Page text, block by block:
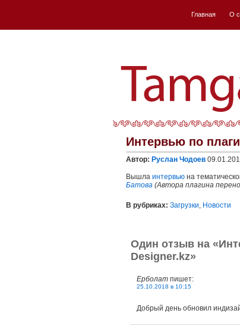
Главная О
Интервью по
Автор: Руслан Чодоев
Вышла интервью на
Батова (Автора плагина
В рубриках: Загрузки, Новости
Один отзыв на
Designer.kz»
Ерболат пишет:
25.10.2018 в 10:15
Добрый день обновил